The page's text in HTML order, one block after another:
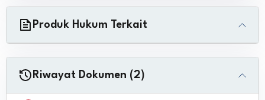
Produk Hukum Terkait
Riwayat Dokumen (2)